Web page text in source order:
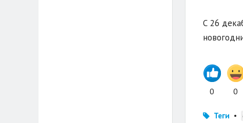
С 26
0 0
Теги •